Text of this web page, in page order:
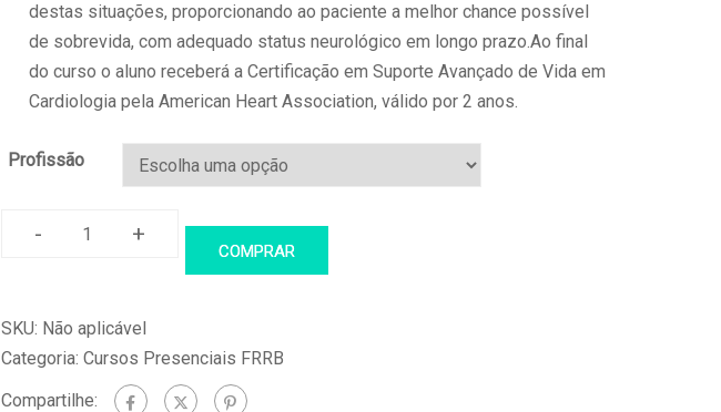
destas situações, proporcionando ao paciente a melhor chance possível
de sobrevida, com adequado status neurológico em longo prazo.Ao final
do curso o aluno receberá a Certificação em Suporte Avançado de Vida em
Cardiologia pela American Heart Association, válido por 2 anos.
Profissão
-
ACLS
Avançado
de
Vida
+
COMPRAR
SKU: Não aplicável
Categoria: Cursos Presenciais FRRB
Compartilhe: